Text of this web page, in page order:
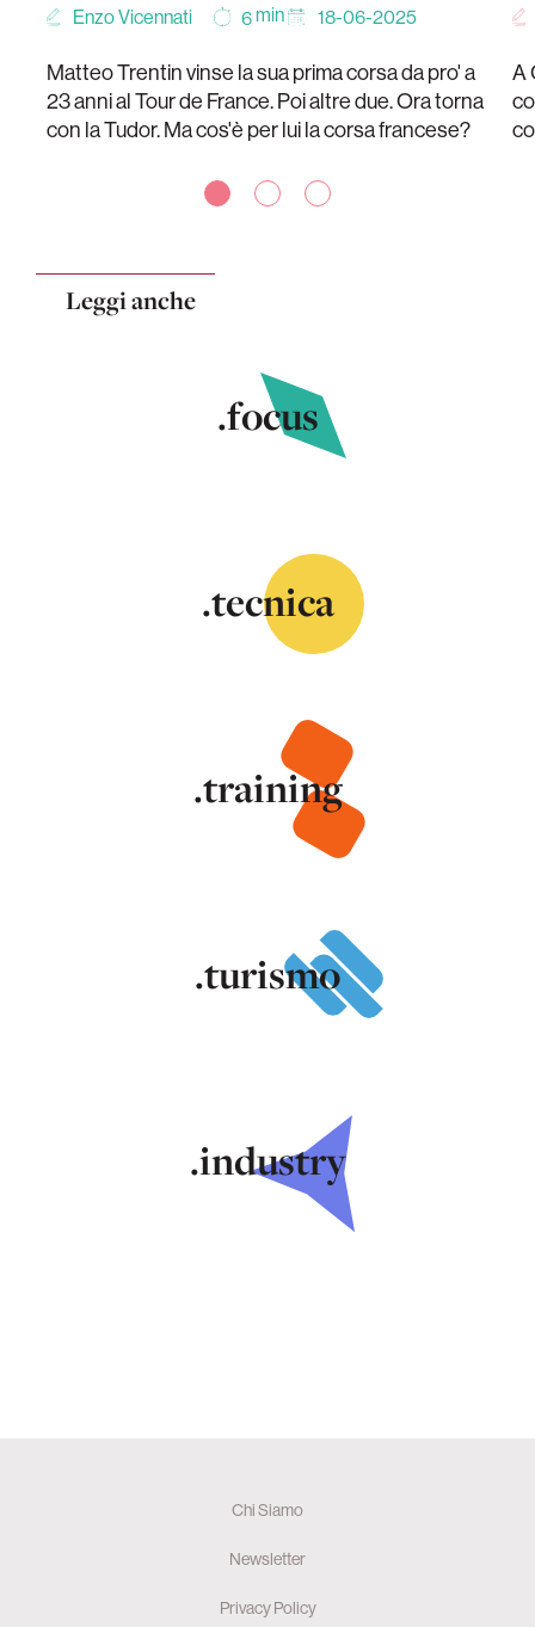
Enzo Vicennati 6min 18-06-2025
Matteo Trentin vinse la sua prima corsa da pro' a
23 anni al Tour de France. Poi altre due. Ora torna
con la Tudor. Ma cos'è per lui la corsa francese?
A
Leggi anche
.focus
.tecnica
.training
.turismo
.industry
Chi Siamo
Newsletter
Privacy Policy